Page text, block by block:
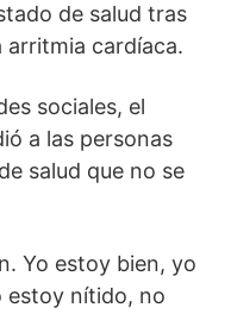
de salud tras
cardíaca.
sociales, el
a las personas
salud que no se
Yo estoy bien, yo
estoy nítido, no